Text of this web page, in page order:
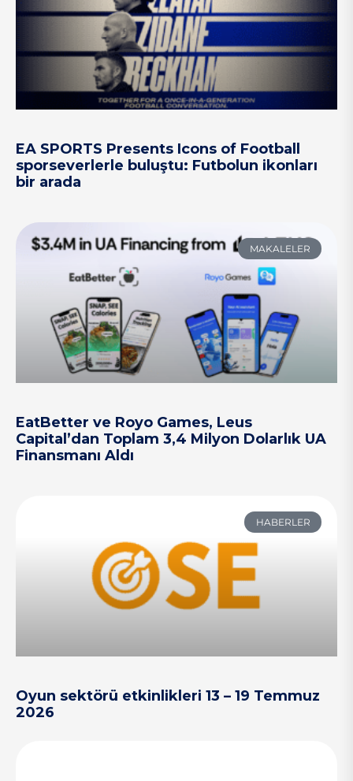
EA SPORTS Presents Icons of Football
sporseverlerle buluştu: Futbolun ikonları
bir arada
MAKALELER
EatBetter ve Royo Games, Leus
Capital’dan Toplam 3,4 Milyon Dolarlık UA
Finansmanı Aldı
HABERLER
Oyun sektörü etkinlikleri 13 – 19 Temmuz
2026